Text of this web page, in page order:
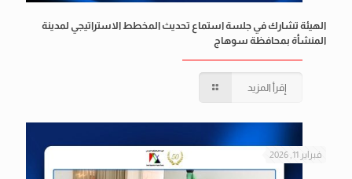
الهيئة تشارك في جلسة استماع تحديث المخطط الاستراتيجي لمدينة
المنشأة بمحافظة سوهاج
إقرأ المزيد
فبراير 11, 2026